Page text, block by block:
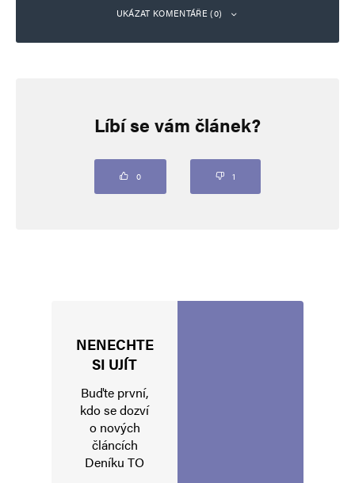
UKÁZAT KOMENTÁŘE (0)
Vaše e-mailová adresa nebude zveřejněna. Vyžadované informace jsou
Líbí se vám článek?
0 1
NENECHTE
SI UJÍT
Buďte první,
kdo se dozví
o nových
článcích
Deníku TO